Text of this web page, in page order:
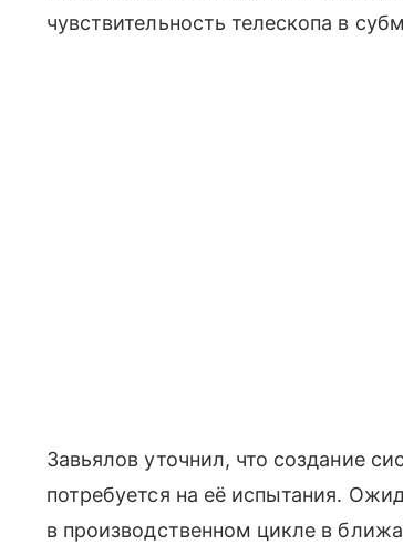
чувствительность телескопа в
Завьялов уточнил, что создание
потребуется на её испытания.
в производственном цикле в